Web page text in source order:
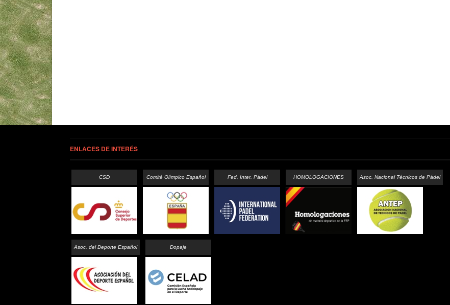
ENLACES DE INTERÉS
CSD Comité Olímpico Español Fed. Inter. Pádel HOMOLOGACIONES Asoc. Nacional Técnicos de Pádel
Asoc. del Deporte Español Dopaje